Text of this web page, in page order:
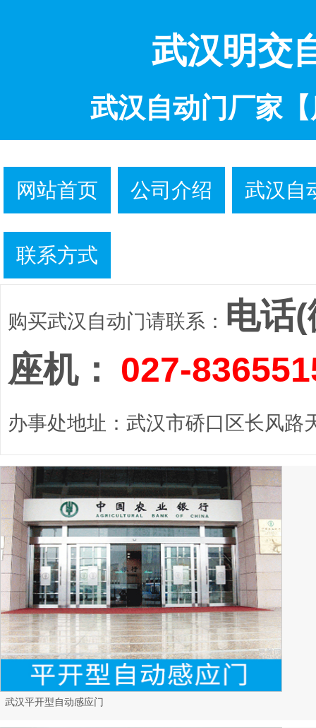
武汉明交
武汉自动门厂家
网站首页 公司介绍 武汉自
联系方式
购买武汉自动门请联系： 电话
座机： 027-
办事处地址：武汉市硚口区长风路
武汉平开型自动感应门